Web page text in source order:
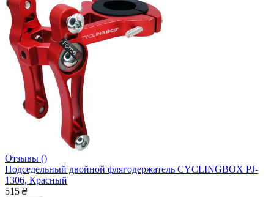
Отзывы ()
Подседельный двойной флягодержатель CYCLINGBOX PJ-
1306, Красный
515 ₴